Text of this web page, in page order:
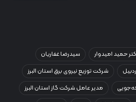
حمید امیدوار
سیدرضا غفاریان
شرکت توزیع نیروی برق استان البرز
مدیر عامل شرکت گاز استان البرز